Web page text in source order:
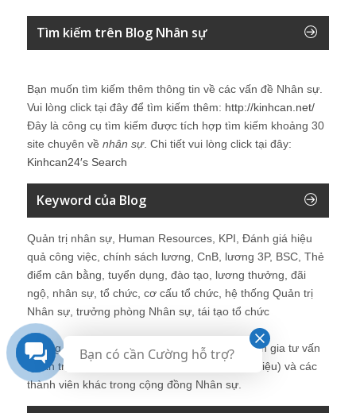
Tìm kiếm trên Blog Nhân sự
Bạn muốn tìm kiếm thêm thông tin về các vấn đề Nhân sự
Vui lòng click tại đây để tìm kiếm thêm: http://kinhcan.net/
Đây là công cụ tìm kiếm được tích hợp tìm kiếm khoảng 30
site chuyên về nhân sự. Chi tiết vui lòng click tại đây:
Kinhcan24′s Search
Keyword của Blog
Quản trị nhân sự, Human Resources, KPI, Đánh giá hiệu
quả công việc, chính sách lương, CnB, lương 3P, BSC, Thẻ
điểm cân bằng, tuyển dụng, đào tạo, lương thưởng, đãi
ngộ, nhân sự, tổ chức, cơ cấu tổ chức, hệ thống Quản trị
Nhân sự, trưởng phòng Nhân sự, tái tạo tổ chức
Những bài viết tại blog được chia sẻ bởi chuyên gia tư vấn
Quản trị Nhân sự Nguyễn Hùng Cường (
giới thiệu) và các
thành viên khác trong cộng đồng Nhân sự.
Bạn có cần Cường hỗ trợ?